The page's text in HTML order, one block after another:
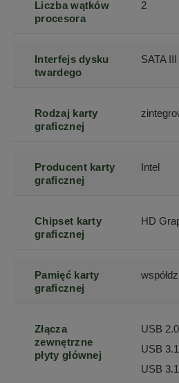
Liczba wątków
procesora
2
Interfejs dysku
twardego
SATA III
Rodzaj karty
graficznej
Producent karty
graficznej
Intel
Chipset karty
graficznej
HD
Pamięć karty
graficznej
Złącza
zewnętrzne
płyty głównej
USB
USB
USB